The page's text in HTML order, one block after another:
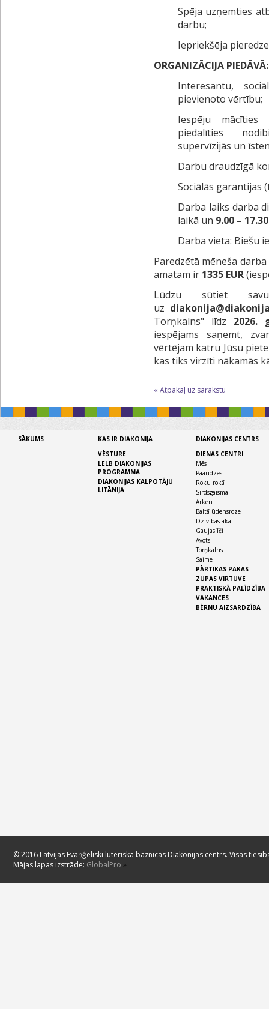
Spēja uzņemties
darbu;
Iepriekšēja
ORGANIZĀCIJA PIEDĀVĀ
Interesantu,
pievienoto vērtību;
Iespēju mācīties
piedalīties
supervīzijās un
Darbu draudzīgā
Sociālās garantijas
Darba laiks darba
laikā un 9.00 – 17.30
Darba vieta: Biešu
Paredzētā mēneša
amatam ir 1335 EUR
Lūdzu sūtiet
uz
Torņkalns" līdz 2026.
iespējams saņemt,
vērtējam katru Jūsu
kas tiks virzīti nākamās
« Atpakaļ uz sarakstu
SĀKUMS
KAS IR DIAKONIJA
VĒSTURE
LELB DIAKONIJAS
PROGRAMMA
DIAKONIJAS KALPOTĀJU
LITĀNIJA
DIAKONIJAS CENTRS
DIENAS CENTRI
Mēs
Paaudzes
Roku rokā
Sirdsgaisma
Arken
Baltā ūdensroze
Dzīvības aka
Gaujaslīči
Avots
Torņkalns
Saime
PĀRTIKAS PAKAS
ZUPAS VIRTUVE
PRAKTISKĀ PALĪDZĪBA
VAKANCES
BĒRNU AIZSARDZĪBA
© 2016 Latvijas Evaņģēliski luteriskā baznīcas Diakonijas centrs. Visas
Mājas lapas izstrāde: GlobalPro »